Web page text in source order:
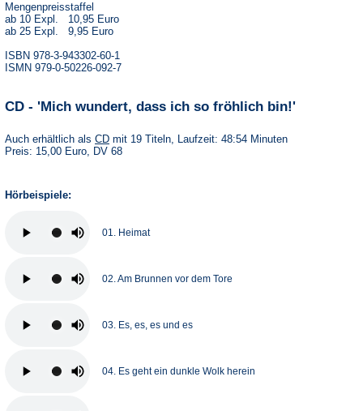
Mengenpreisstaffel
ab 10 Expl. 10,95 Euro
ab 25 Expl. 9,95 Euro
ISBN 978-3-943302-60-1
ISMN 979-0-50226-092-7
CD - 'Mich wundert, dass ich so fröhlich bin!'
Auch erhältlich als CD mit 19 Titeln, Laufzeit: 48:54 Minuten
Preis: 15,00 Euro, DV 68
Hörbeispiele:
01. Heimat
02. Am Brunnen vor dem Tore
03. Es, es, es und es
04. Es geht ein dunkle Wolk herein